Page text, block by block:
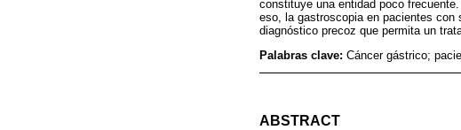
constituye una entidad poco
eso, la gastroscopia en pacientes con
diagnóstico precoz que permita un
Palabras clave: Cáncer gástrico;
ABSTRACT